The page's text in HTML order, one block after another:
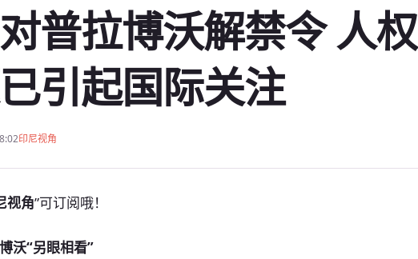
普拉博沃解禁令 人权
引起国际关注
印尼视角
视角”可订阅哦！
沃“另眼相看”